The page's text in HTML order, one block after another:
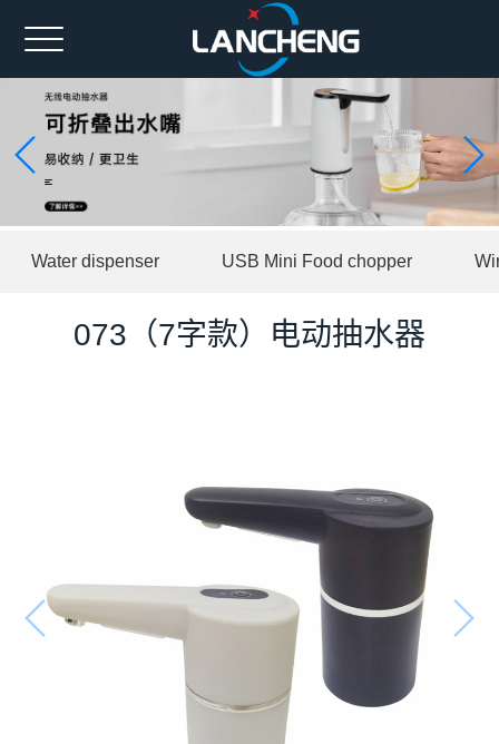
Home
Ahout us
Spare part
Product
News
Water dispenser USB Mini Food chopper
073（7字款）电动抽水器